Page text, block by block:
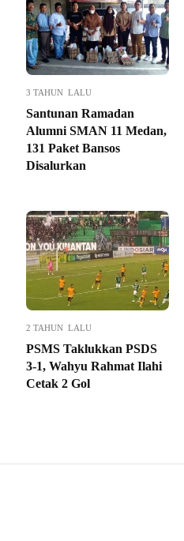
3 TAHUN LALU
Santunan Ramadan
Alumni SMAN 11 Medan,
131 Paket Bansos
Disalurkan
2 TAHUN LALU
PSMS Taklukkan PSDS
3-1, Wahyu Rahmat Ilahi
Cetak 2 Gol